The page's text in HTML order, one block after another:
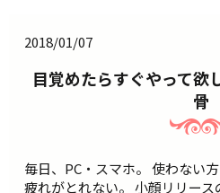
2018/01/07
目覚めたらすぐやって欲
骨
毎日、PC・スマホ。 使わない
疲れがとれない。 小顔リリー